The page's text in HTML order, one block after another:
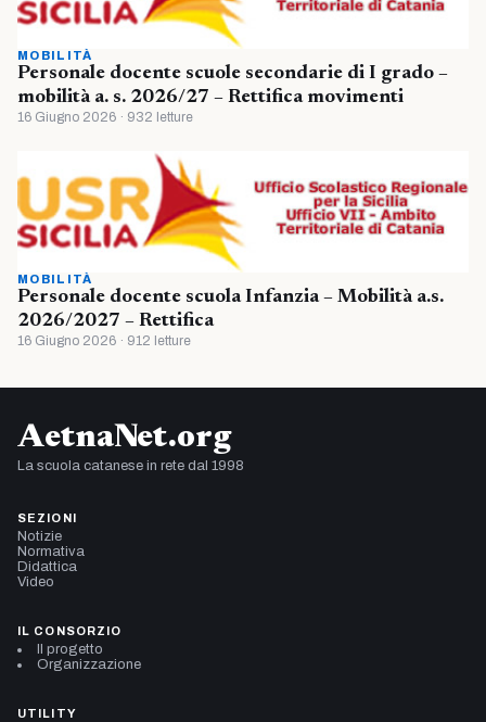
MOBILITÀ
Personale docente scuole secondarie di I grado –
mobilità a. s. 2026/27 – Rettifica movimenti
16 Giugno 2026 · 932 letture
MOBILITÀ
Personale docente scuola Infanzia – Mobilità a.s.
2026/2027 – Rettifica
16 Giugno 2026 · 912 letture
AetnaNet.org
La scuola catanese in rete dal 1998
SEZIONI
Notizie
Normativa
Didattica
Video
IL CONSORZIO
Il progetto
Organizzazione
UTILITY